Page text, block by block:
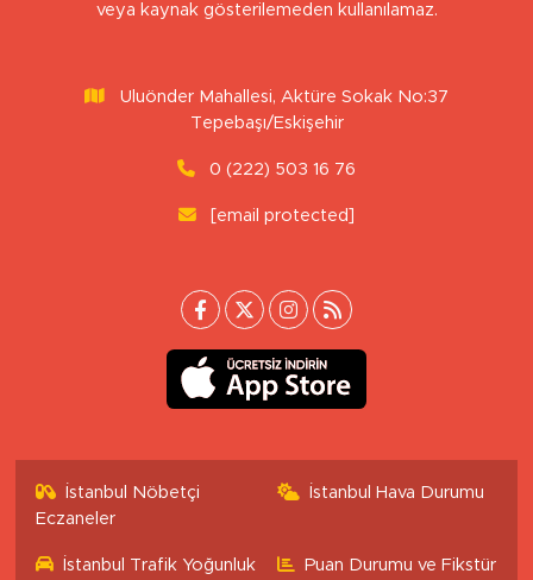
veya kaynak gösterilemeden kullanılamaz.
Uluönder Mahallesi, Aktüre Sokak No:37
Tepebaşı/Eskişehir
0 (222) 503 16 76
[email protected]
İstanbul Nöbetçi
Eczaneler
İstanbul Hava Durumu
İstanbul Trafik Yoğunluk
Puan Durumu ve Fikstür